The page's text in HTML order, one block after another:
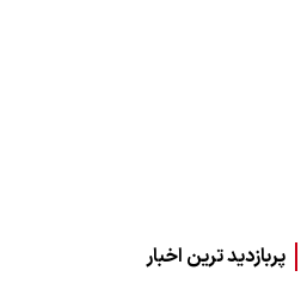
پربازدید ترین اخبار